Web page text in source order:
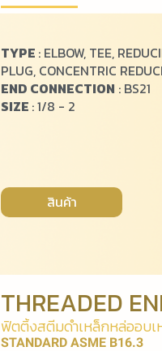
TYPE : ELBOW, TEE,
PLUG, CONCENTRIC
END CONNECTION : BS21
SIZE : 1/8 - 2
สินค้า
THREADED
ฟิตติ้งสตีมดำเหล็กหล่ออบเ
STANDARD ASME B16.3